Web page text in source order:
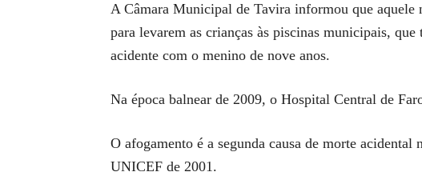
A Câmara Municipal de Tavira informou que aquele
para levarem as crianças às piscinas municipais,
acidente com o menino de nove anos.
Na época balnear de 2009, o Hospital Central de
O afogamento é a segunda causa de morte acidental
UNICEF de 2001.